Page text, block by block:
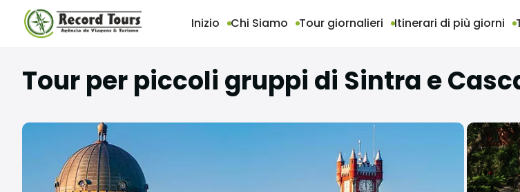
Inizio Chi Siamo Tour giornalieri Itinerari di più giorni
Tour per piccoli gruppi di Sintra e